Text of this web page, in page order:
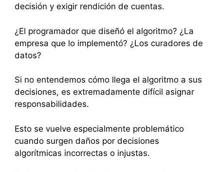
decisión y exigir rendición de cuentas.
¿El programador que diseñó el algoritmo? ¿La
empresa que lo implementó? ¿Los curadores de
datos?
Si no entendemos cómo llega el algoritmo a sus
decisiones, es extremadamente difícil asignar
responsabilidades.
Esto se vuelve especialmente problemático
cuando surgen daños por decisiones
algorítmicas incorrectas o injustas.